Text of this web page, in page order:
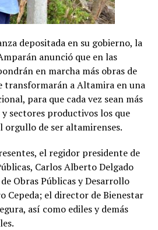
depositada en su gobierno, la
anunció que en las
en marcha más obras de
transformarán a Altamira en una
para que cada vez sean más
sectores productivos los que
orgullo de ser altamirenses.
el regidor presidente de
Carlos Alberto Delgado
Obras Públicas y Desarrollo
Cepeda; el director de Bienestar
así como ediles y demás